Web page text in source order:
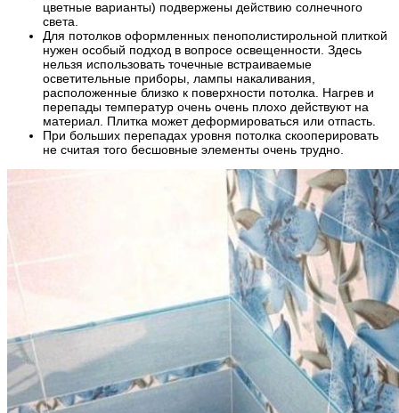
цветные варианты) подвержены действию солнечного
света.
Для потолков оформленных пенополистирольной плиткой
нужен особый подход в вопросе освещенности. Здесь
нельзя использовать точечные встраиваемые
осветительные приборы, лампы накаливания,
расположенные близко к поверхности потолка. Нагрев и
перепады температур очень очень плохо действуют на
материал. Плитка может деформироваться или отпасть.
При больших перепадах уровня потолка скооперировать
не считая того бесшовные элементы очень трудно.